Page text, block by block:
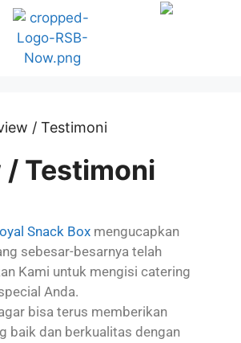
/ Testimoni
/ Testimoni
Snack Box mengucapkan
sebesar-besarnya telah
Kami untuk mengisi catering
Anda.
bisa terus memberikan
baik dan berkualitas dengan